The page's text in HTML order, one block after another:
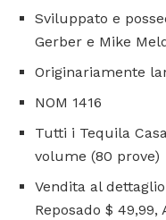
Sviluppato e
Gerber e Mike
Originariamente
NOM 1416
Tutti i Tequila
volume (80 prove)
Vendita al
Reposado $ 49,99,